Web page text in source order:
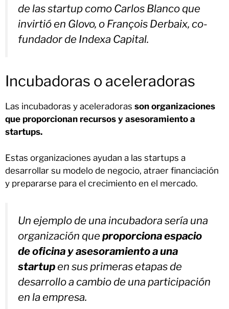
de las startup como Carlos Blanco que
invirtió en Glovo, o François Derbaix, co-
fundador de Indexa Capital.
Incubadoras o aceleradoras
Las incubadoras y aceleradoras son organizaciones
que proporcionan recursos y asesoramiento a
startups.
Estas organizaciones ayudan a las startups a
desarrollar su modelo de negocio, atraer financiación
y prepararse para el crecimiento en el mercado.
Un ejemplo de una incubadora sería una
organización que proporciona espacio
de oficina y asesoramiento a una
startupen sus primeras etapas de
desarrollo a cambio de una participación
en la empresa.